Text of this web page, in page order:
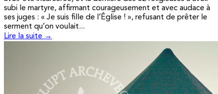
subi le martyre, affirmant courageusement et avec audace à
ses juges : « Je suis fille de l’Église ! », refusant de prêter le
serment qu’on voulait...
Lire la suite →